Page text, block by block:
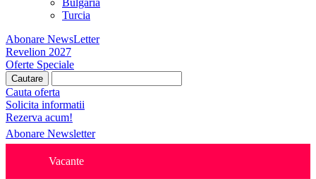
Bulgaria
Turcia
Abonare NewsLetter
Revelion 2027
Oferte Speciale
Cauta oferta
Solicita informatii
Rezerva acum!
Abonare Newsletter
Vacante